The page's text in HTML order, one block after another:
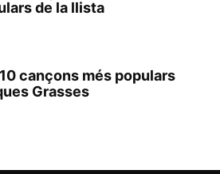
de la llista
cançons més populars
Grasses